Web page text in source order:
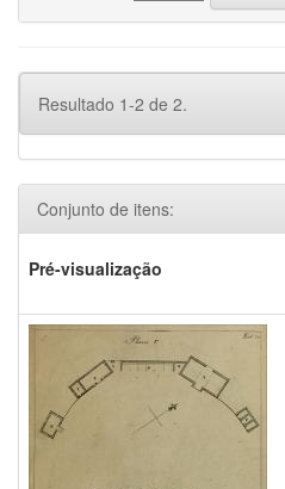
Resultado 1-2 de 2.
Conjunto de itens:
Pré-visualização